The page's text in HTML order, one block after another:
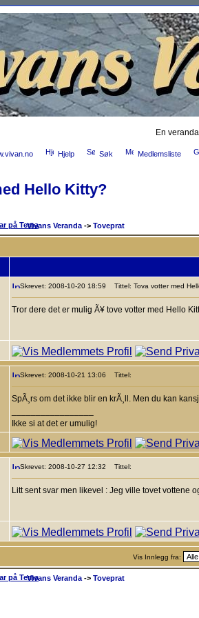
En
Hjelp Søk Medlemsliste
Hello Kitty?
Vivans Veranda -> Toveprat
Skrevet: 2008-10-20 18:59 Tittel: Tova votter med
Tror dere det er mulig Ã¥ tove votter med Hello
Skrevet: 2008-10-21 13:06 Tittel:
SpÃ¸rs om det ikke blir en krÃ¸ll. Men du kan
Ikke si at det er umulig!
Skrevet: 2008-10-27 12:32 Tittel:
Litt sent svar men likevel : Jeg ville tovet vottene
Vis Innlegg fra:
Vivans Veranda -> Toveprat